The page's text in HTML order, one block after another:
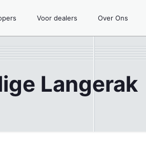
Voor dealers Over Ons
Langerak